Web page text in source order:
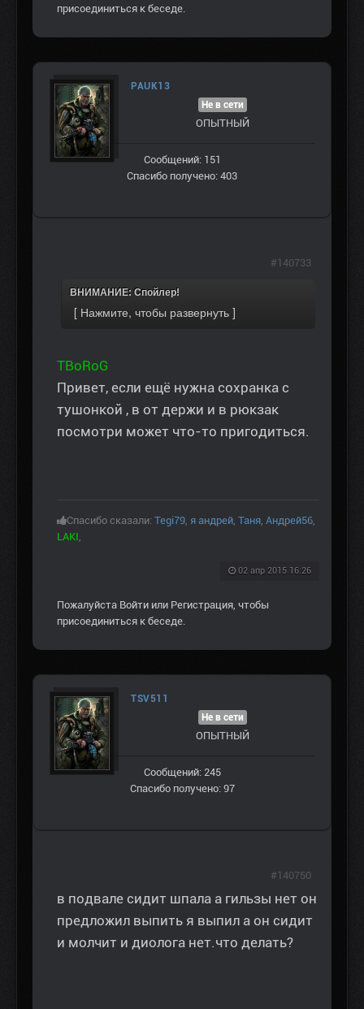
присоединиться к беседе.
PAUK13
Не в сети
ОПЫТНЫЙ
Сообщений: 151
Спасибо получено: 403
ВНИМАНИЕ: Спойлер!
TBoRoG
Привет, если ещё нужна сохранка с
тушонкой , в от держи и в рюкзак
посмотри может что-то пригодиться.
Спасибо сказали: Tegi79, я андрей, Таня, Андрей56,
LAKI,
02 апр 2015 16:26
#140733
Пожалуйста Войти или Регистрация, чтобы
присоединиться к беседе.
TSV511
Не в сети
ОПЫТНЫЙ
Сообщений: 245
Спасибо получено: 97
в подвале сидит шпала а гильзы нет он
предложил выпить я выпил а он сидит
и молчит и диолога нет.что делать?
#140750